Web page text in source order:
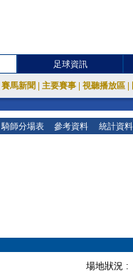
足球資訊
賽馬新聞 主要賽事 視聽播放區
騎師分場表 參考資料 統計資料
場地狀況 :